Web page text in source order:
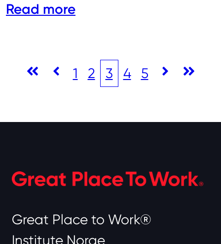
Read more
1 2 3 4 5
Great Place to Work®
Institute Norge